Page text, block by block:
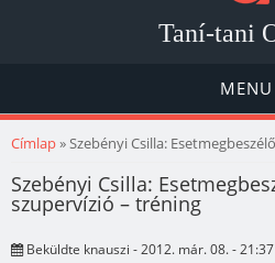
Taní-tani
MENU
Jelenlegi hely
Címlap» Szebényi Csilla:
Szebényi Csilla:
szupervízió – tréning
Beküldte knauszi - 2012. már. 08. - 21:37